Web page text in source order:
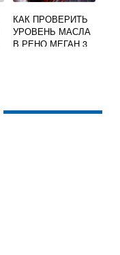
КАК ПРОВЕРИТЬ
УРОВЕНЬ МАСЛА
В РЕНО МЕГАН 3